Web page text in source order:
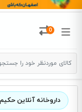
0
داروخانه آنلاین حکیم24